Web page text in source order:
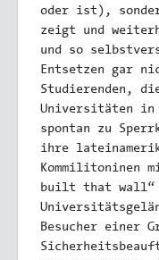
oder ist),
zeigt und
und so
Entsetzen gar
Studierenden,
Universitäten in
spontan zu
ihre
Kommilitoninen
built that wall“
Besucher einer